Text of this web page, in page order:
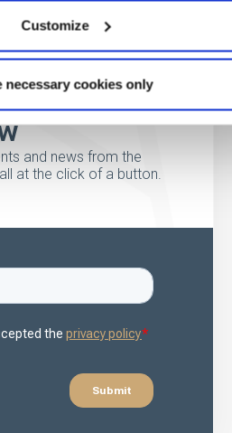
Customize
necessary cookies only
the first to
and news from the
at the click of a button.